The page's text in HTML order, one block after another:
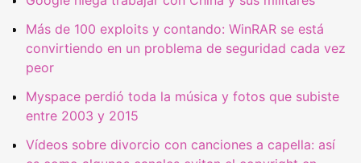
Más de 100 exploits y contando: WinRAR se está
convirtiendo en un problema de seguridad cada vez
peor
Myspace perdió toda la música y fotos que subiste
entre 2003 y 2015
Vídeos sobre divorcio con canciones a capella: así